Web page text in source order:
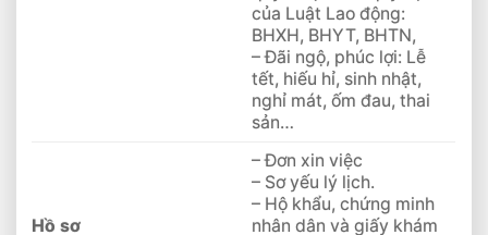
của Luật Lao động:
BHXH, BHYT, BHTN,
– Đãi ngộ, phúc lợi: Lễ
tết, hiếu hỉ, sinh nhật,
nghỉ mát, ốm đau, thai
sản…
Hồ sơ
– Đơn xin việc
– Sơ yếu lý lịch.
– Hộ khẩu, chứng minh
nhân dân và giấy khám